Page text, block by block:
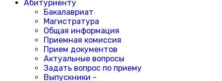
Абитуриенту
Бакалавриат
Магистратура
Общая информация
Приемная комиссия
Прием документов
Актуальные вопросы
Задать вопрос по приему
Выпускники -